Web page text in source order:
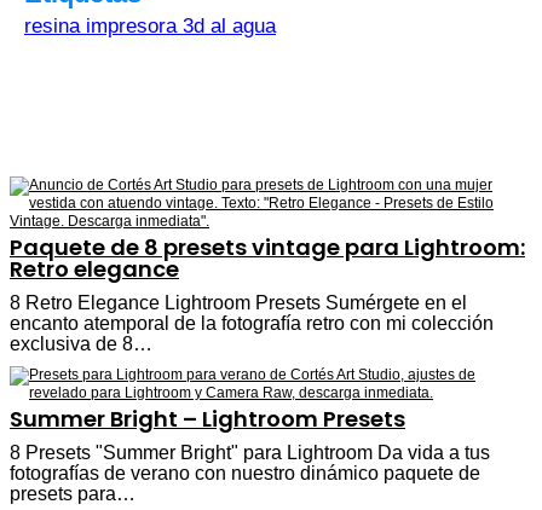
resina impresora 3d al agua
Paquete de 8 presets vintage para Lightroom:
Retro elegance
8 Retro Elegance Lightroom Presets Sumérgete en el
encanto atemporal de la fotografía retro con mi colección
exclusiva de 8…
Summer Bright – Lightroom Presets
8 Presets "Summer Bright" para Lightroom Da vida a tus
fotografías de verano con nuestro dinámico paquete de
presets para…